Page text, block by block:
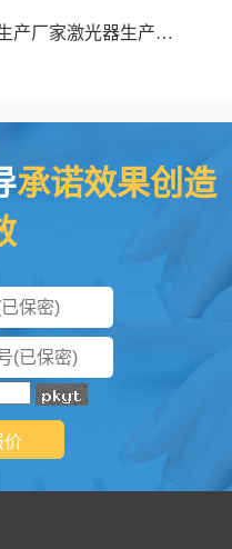
产厂家 激光器生产厂家
承诺效果创造